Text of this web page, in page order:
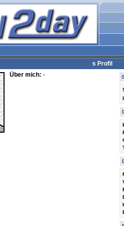
s Profil
Über mich: -